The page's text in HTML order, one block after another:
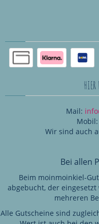
Mail:
Mobil:
Wir sind auch
Bei allen
Beim moinmoinkiel-
abgebucht, der
mehreren
Alle Gutscheine sind